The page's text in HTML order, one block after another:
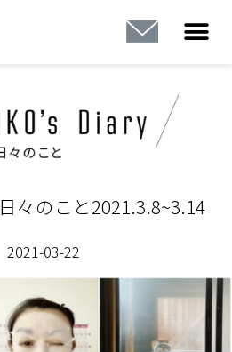
日々のこと2021.3.8~3.14
2021-03-22